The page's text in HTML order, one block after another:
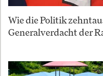
Wie die Politik
Generalverdacht der